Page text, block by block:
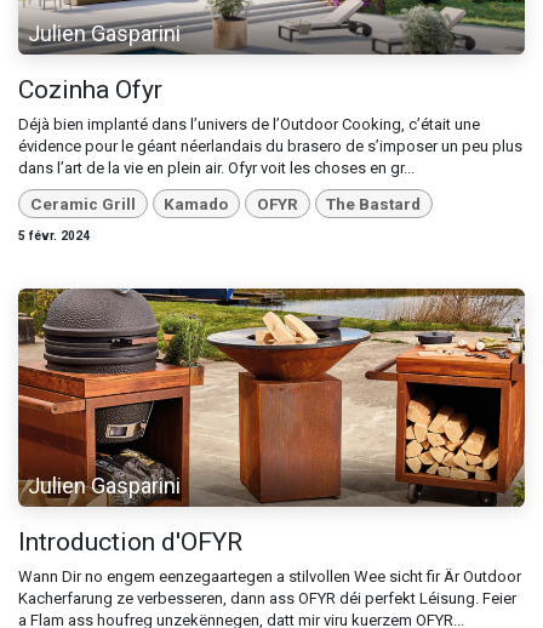
Julien Gasparini
Cozinha Ofyr
Déjà bien implanté dans l’univers de l’Outdoor Cooking, c’était une
évidence pour le géant néerlandais du brasero de s’imposer un peu plus
dans l’art de la vie en plein air. Ofyr voit les choses en gr...
Ceramic Grill Kamado OFYR The Bastard
5 févr. 2024
Julien Gasparini
Introduction d'OFYR
Wann Dir no engem eenzegaartegen a stilvollen Wee sicht fir Är Outdoor
Kacherfarung ze verbesseren, dann ass OFYR déi perfekt Léisung. Feier
a Flam ass houfreg unzekënnegen, datt mir viru kuerzem OFYR...